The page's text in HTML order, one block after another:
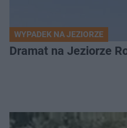
WYPADEK NA JEZIORZE
Dramat na Jeziorze